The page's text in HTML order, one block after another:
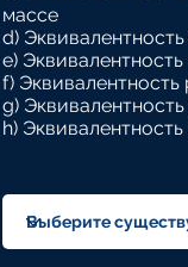
массе
d)
e)
f)
g)
h)